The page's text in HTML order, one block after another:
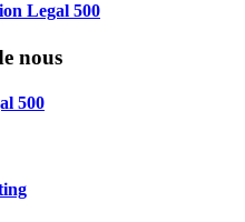
Legal 500
nous
500